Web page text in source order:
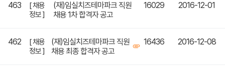
463
[ 채용
정보 ]
(재)임실치즈테마파크 직원
채용 1차 합격자 공고
16029 2016-12-01
462
[ 채용
정보 ]
(재)임실치즈테마파크 직원
채용 최종 합격자 공고
16436 2016-12-08